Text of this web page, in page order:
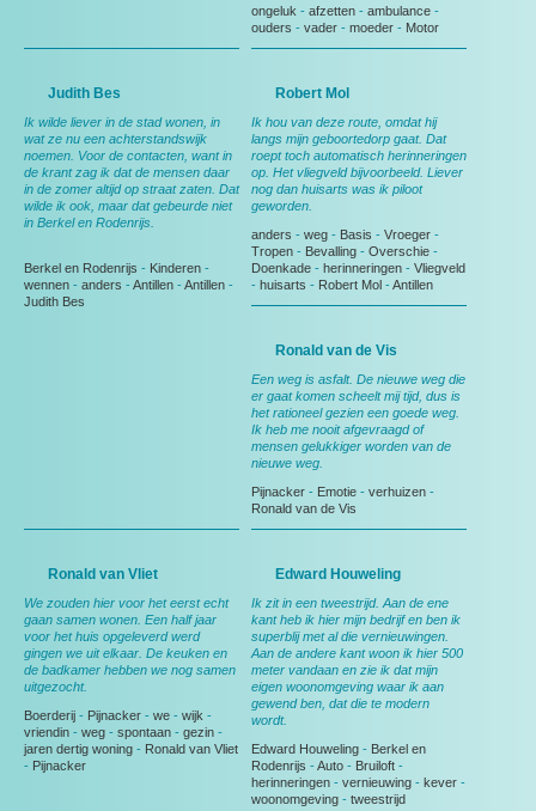
ongeluk - afzetten - ambulance -
ouders - vader - moeder - Motor
Judith Bes
Ik wilde liever in de stad wonen, in
wat ze nu een achterstandswijk
noemen. Voor de contacten, want in
de krant zag ik dat de mensen daar
in de zomer altijd op straat zaten. Dat
wilde ik ook, maar dat gebeurde niet
in Berkel en Rodenrijs.
Berkel en Rodenrijs - Kinderen -
wennen - anders -Antillen -Antillen -
Judith Bes
Robert Mol
Ik hou van deze route, omdat hij
langs mijn geboortedorp gaat. Dat
roept toch automatisch herinneringen
op. Het vliegveld bijvoorbeeld. Liever
nog dan huisarts was ik piloot
geworden.
anders - weg - Basis - Vroeger -
Tropen - Bevalling - Overschie -
Doenkade - herinneringen - Vliegveld
- huisarts - Robert Mol -Antillen
Ronald van de Vis
Een weg is asfalt. De nieuwe weg die
er gaat komen scheelt mij tijd, dus is
het rationeel gezien een goede weg.
Ik heb me nooit afgevraagd of
mensen gelukkiger worden van de
nieuwe weg.
Pijnacker - Emotie - verhuizen -
Ronald van de Vis
Ronald van Vliet
We zouden hier voor het eerst echt
gaan samen wonen. Een half jaar
voor het huis opgeleverd werd
gingen we uit elkaar. De keuken en
de badkamer hebben we nog samen
uitgezocht.
Boerderij - Pijnacker - we - wijk -
vriendin - weg - spontaan - gezin -
jaren dertig woning - Ronald van Vliet
- Pijnacker
Edward Houweling
Ik zit in een tweestrijd. Aan de ene
kant heb ik hier mijn bedrijf en ben ik
superblij met al die vernieuwingen.
Aan de andere kant woon ik hier 500
meter vandaan en zie ik dat mijn
eigen woonomgeving waar ik aan
gewend ben, dat die te modern
wordt.
Edward Houweling - Berkel en
Rodenrijs -Auto - Bruiloft -
herinneringen - vernieuwing - kever -
woonomgeving - tweestrijd